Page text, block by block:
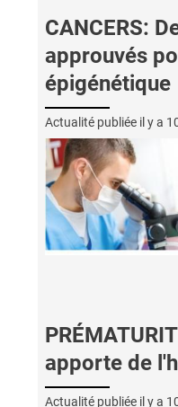
CANCERS:
approuvés
épigénétique
Actualité publiée il y a
apporte de
Actualité publiée il y a